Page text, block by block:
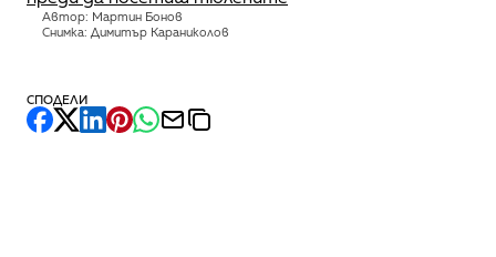
Автор: Мартин Бонов
Снимка: Димитър Караниколов
СПОДЕЛИ